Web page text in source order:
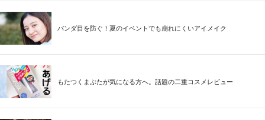
パンダ目を防ぐ！夏のイベントでも崩れにくいアイメイク
もたつくまぶたが気になる方へ。話題の二重コスメレビュー